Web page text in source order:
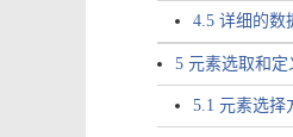
4.5 详细的数
5 元素选取和定
5.1 元素选择